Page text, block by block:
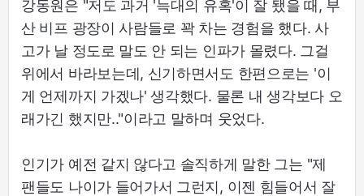
강동원은 "저도 과거 '늑대의 유혹'이 잘 됐을 때, 부
산 비프 광장이 사람들로 꽉 차는 경험을 했다. 사
고가 날 정도로 말도 안 되는 인파가 몰렸다. 그걸
위에서 바라보는데, 신기하면서도 한편으로는 '이
게 언제까지 가겠나' 생각했다. 물론 내 생각보다 오
래가긴 했지만.."이라고 말하며 웃었다.
인기가 예전 같지 않다고 솔직하게 말한 그는 "제
팬들도 나이가 들어가서 그런지, 이젠 힘들어서 잘